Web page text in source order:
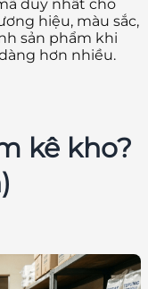
duy nhất cho
hiệu, màu sắc,
sản phẩm khi
hơn nhiều.
kê kho?